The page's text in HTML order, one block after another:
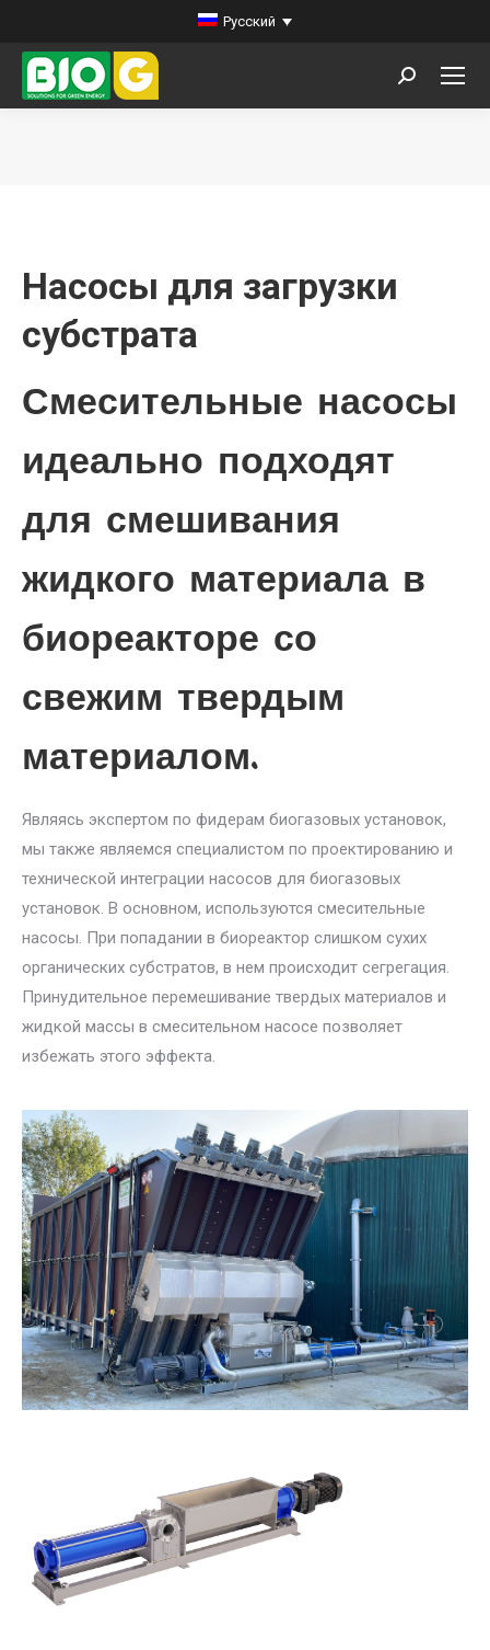
Русский
Поиск:
Насосы для загрузки
субстрата
Смесительные насосы
идеально подходят
для смешивания
жидкого материала в
биореакторе со
свежим твердым
материалом.
Являясь экспертом по фидерам биогазовых установок,
мы также являемся специалистом по проектированию и
технической интеграции насосов для биогазовых
установок. В основном, используются смесительные
насосы. При попадании в биореактор слишком сухих
органических субстратов, в нем происходит сегрегация.
Принудительное перемешивание твердых материалов и
жидкой массы в смесительном насосе позволяет
избежать этого эффекта.